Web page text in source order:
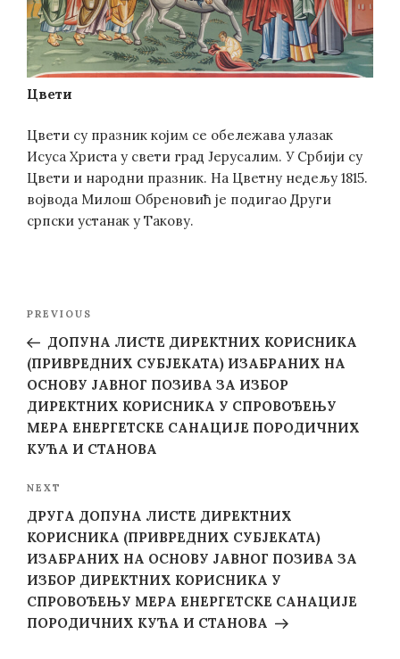
Цвети
Цвети су празник којим се обележава улазак
Исуса Христа у свети град Јерусалим. У Србији су
Цвети и народни празник. На Цветну недељу 1815.
војвода Милош Обреновић је подигао Други
српски устанак у Такову.
Previous
Post
PREVIOUS
ДОПУНА ЛИСТЕ ДИРЕКТНИХ КОРИСНИКА
(ПРИВРЕДНИХ СУБЈЕКАТА) ИЗАБРАНИХ НА
ОСНОВУ ЈАВНОГ ПОЗИВА ЗА ИЗБОР
ДИРЕКТНИХ КОРИСНИКА У СПРОВОЂЕЊУ
МЕРА ЕНЕРГЕТСКЕ САНАЦИЈЕ ПОРОДИЧНИХ
КУЋА И СТАНОВА
Next
Post
NEXT
ДРУГА ДОПУНА ЛИСТЕ ДИРЕКТНИХ
КОРИСНИКА (ПРИВРЕДНИХ СУБЈЕКАТА)
ИЗАБРАНИХ НА ОСНОВУ ЈАВНОГ ПОЗИВА ЗА
ИЗБОР ДИРЕКТНИХ КОРИСНИКА У
СПРОВОЂЕЊУ МЕРА ЕНЕРГЕТСКЕ САНАЦИЈЕ
ПОРОДИЧНИХ КУЋА И СТАНОВА